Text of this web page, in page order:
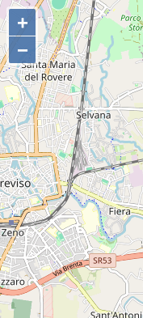
+
−
+
−